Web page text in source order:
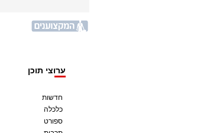
ערוצי תוכן
חדשות
כלכלה
ספורט